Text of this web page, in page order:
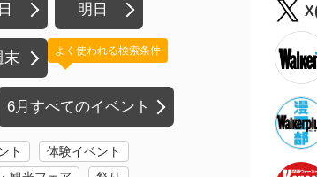
明日
末
6月すべてのイベント
よく使われる検索条件
ト
体験イベント